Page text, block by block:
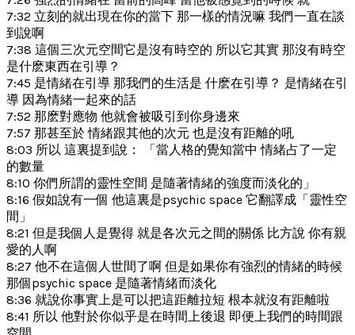
7:32 立刻的就出現在你的當下 那一樣的情況嘛 我們一直在談
到說啊
7:38 這個三次元空間它是沒有時空的 所以它其實 那沒有時空
是什麽東西在引導？
7:45 是情緒在引導 那我們的生活是 什麽在引導？ 是情緒在引
導 因為情緒一起來的話
7:52 那麽對應物 他就會被吸引到你身邊來
7:57 那甚至於 情緒跟其他的次元 也是沒有距離的吼
8:03 所以 這裏提到說： 「當人格的覺知當中 情緒占了一定
的數量
8:10 你們所謂的靈性空間 是隨著情緒的強度而淡化的」
8:16 假如說有一個 他這裏是psychic space 它翻譯成「靈性空
間」
8:21 但是我個人是覺得 就是各次元之間的關係 比方說 你有親
愛的人啊
8:27 他不在這個人世間了啊 但是如果你有強烈的情緒的時候
那個psychic space 是隨著情緒而淡化
8:36 就說你事實上是可以把這距離拉短 根本就沒有距離啦
8:41 所以 他對於你似乎是在時間上後退 即便上我們的時間跟